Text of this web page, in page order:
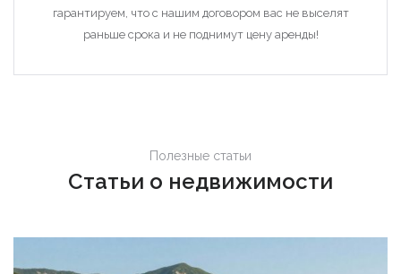
гарантируем, что с нашим договором вас не выселят
раньше срока и не поднимут цену аренды!
Полезные статьи
Статьи о недвижимости